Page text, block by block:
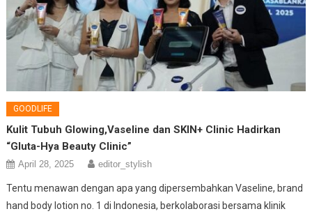
GOODLIFE
Kulit Tubuh Glowing,Vaseline dan SKIN+ Clinic Hadirkan
“Gluta-Hya Beauty Clinic”
April 28, 2025 editor_stylish
Tentu menawan dengan apa yang dipersembahkan Vaseline, brand
hand body lotion no. 1 di Indonesia, berkolaborasi bersama klinik